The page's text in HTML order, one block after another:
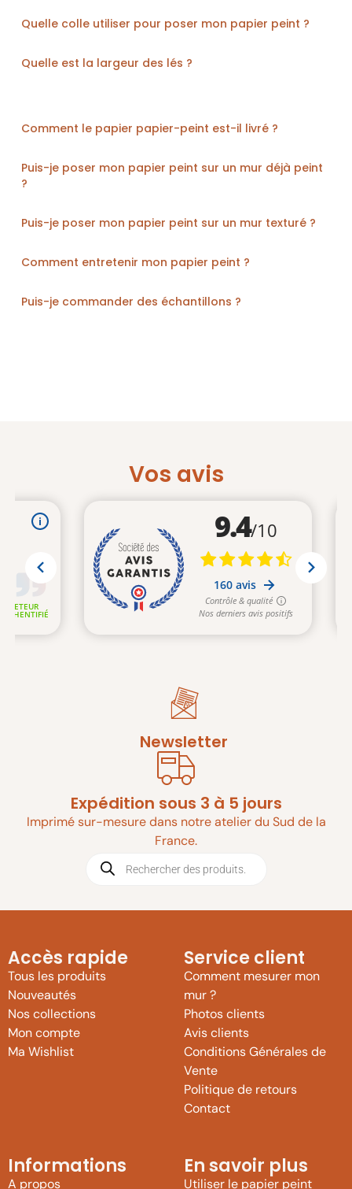
Quelle colle utiliser pour poser mon papier peint ?
Quelle est la largeur des lés ?
Comment le papier papier-peint est-il livré ?
Puis-je poser mon papier peint sur un mur déjà peint
?
Puis-je poser mon papier peint sur un mur texturé ?
Comment entretenir mon papier peint ?
Puis-je commander des échantillons ?
Vos avis
Newsletter
Expédition sous 3 à 5 jours
Imprimé sur-mesure dans notre atelier du Sud de la
France.
Accès rapide
Tous les produits
Nouveautés
Nos collections
Mon compte
Ma Wishlist
Service client
Comment mesurer mon
mur ?
Photos clients
Avis clients
Conditions Générales de
Vente
Politique de retours
Contact
Informations
A propos
En savoir plus
Utiliser le papier peint